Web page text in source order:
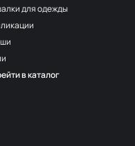
для одежды
в каталог